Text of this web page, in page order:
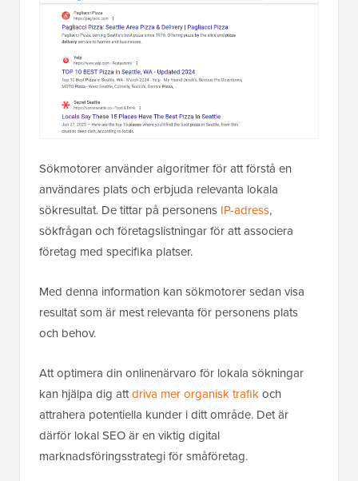
Sökmotorer använder algoritmer för att förstå en
användares plats och erbjuda relevanta lokala
sökresultat. De tittar på personens IP-adress,
sökfrågan och företagslistningar för att associera
företag med specifika platser.
Med denna information kan sökmotorer sedan visa
resultat som är mest relevanta för personens plats
och behov.
Att optimera din onlinenärvaro för lokala sökningar
kan hjälpa dig attdriva mer organisk trafikoch
attrahera potentiella kunder i ditt område. Det är
därför lokal SEO är en viktig digital
marknadsföringsstrategi för småföretag.